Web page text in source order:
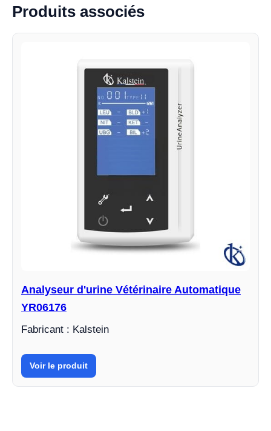
Produits associés
Analyseur d'urine Vétérinaire Automatique
YR06176
Fabricant : Kalstein
Voir le produit